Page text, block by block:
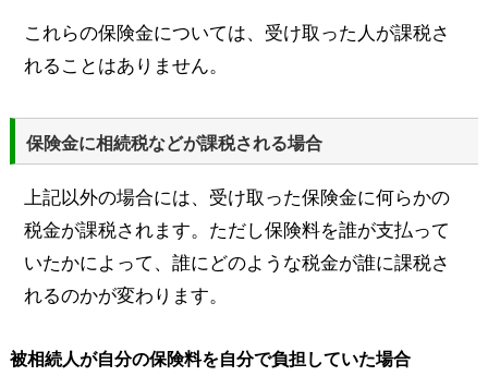
これらの保険金については、受け取った人が課税さ
れることはありません。
保険金に相続税などが課税される場合
上記以外の場合には、受け取った保険金に何らかの
税金が課税されます。ただし保険料を誰が支払って
いたかによって、誰にどのような税金が誰に課税さ
れるのかが変わります。
被相続人が自分の保険料を自分で負担していた場合